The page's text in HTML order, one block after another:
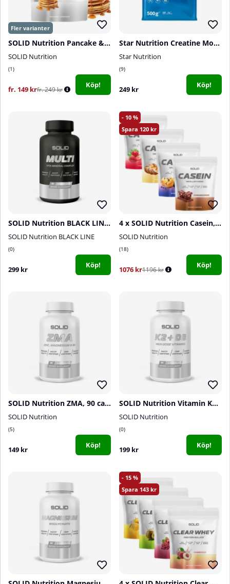
SOLID Nutrition Pancake & Waffle Mix, 750 g
SOLID Nutrition
1
fr. 149 krfr. 249 kr
Köp!
Star Nutrition Creatine Monohydrate, 500 g
Star Nutrition
9
249 kr Köp!
SOLID Nutrition BLACK LINE Multi, 90 mega caps
SOLID Nutrition BLACK LINE
0
299 kr Köp!
10
120
4 x SOLID Nutrition Casein, 750 g
SOLID Nutrition
18
1076 kr1196 kr
Köp!
SOLID Nutrition ZMA, 90 caps
SOLID Nutrition
5
149 kr Köp!
SOLID Nutrition Vitamin K2+D3, 90 caps
SOLID Nutrition
0
199 kr Köp!
15
143